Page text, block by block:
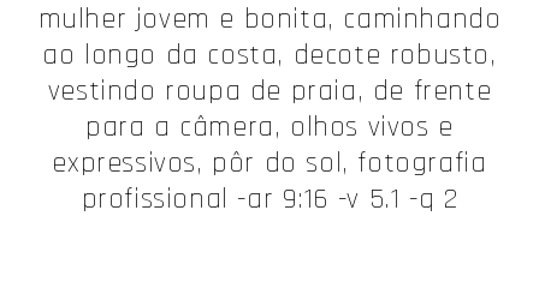
mulher jovem e bonita, caminhando
ao longo da costa, decote robusto,
vestindo roupa de praia, de frente
para a câmera, olhos vivos e
expressivos, pôr do sol, fotografia
profissional -ar 9:16 -v 5.1 -q 2